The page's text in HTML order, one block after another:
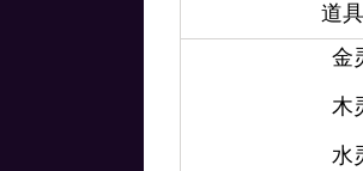
道
金
木
水